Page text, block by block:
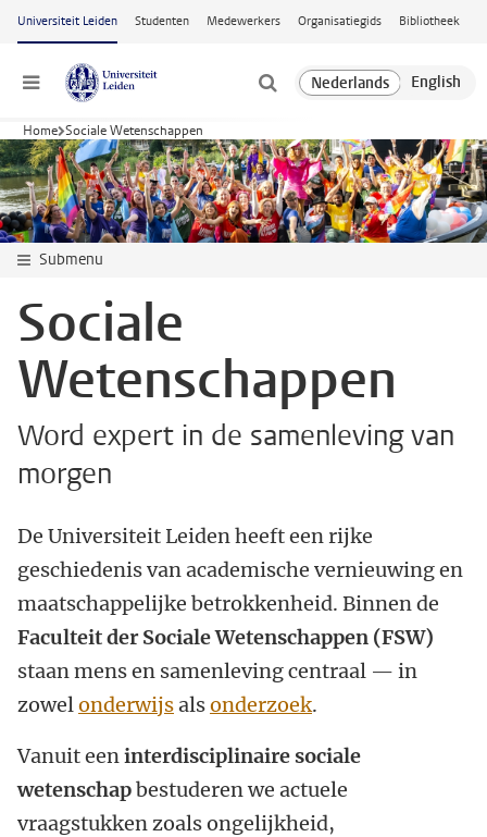
Ga naar hoofdinhoud
Universiteit Leiden Studenten Medewerkers Organisatiegids Bibliotheek
Menu
Home Sociale Wetenschappen
Submenu
Sociale
Wetenschappen
Word expert in de samenleving van
morgen
De Universiteit Leiden heeft een rijke
geschiedenis van academische vernieuwing en
maatschappelijke betrokkenheid. Binnen de
Faculteit der Sociale Wetenschappen (FSW)
staan mens en samenleving centraal — in
zowelonderwijsalsonderzoek.
Vanuit eeninterdisciplinaire sociale
wetenschapbestuderen we actuele
vraagstukken zoals ongelijkheid,